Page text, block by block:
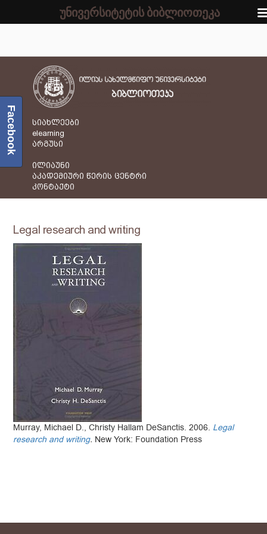
სიახლეები
elearning
არგუსი
ილიაუნი
აკადემიური წერის ცენტრი
კონტაქტი
Legal research and writing
Murray, Michael D., Christy Hallam DeSanctis. 2006. Legal
research and writing. New York: Foundation Press
Facebook
უნივერსიტეტის ბიბლიოთეკა